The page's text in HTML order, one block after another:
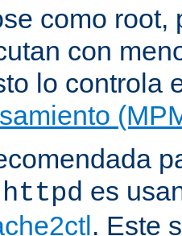
como root,
con
lo controla
httpd es
. Este